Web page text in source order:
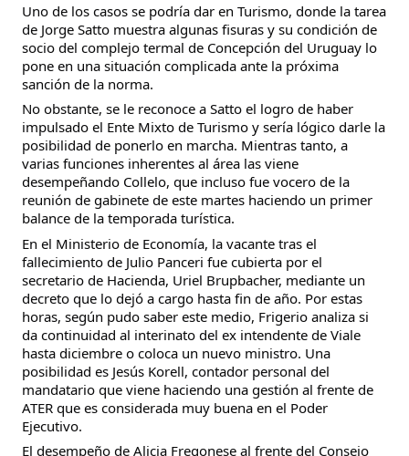
Uno de los casos se podría dar en Turismo, donde la tarea
de Jorge Satto muestra algunas fisuras y su condición de
socio del complejo termal de Concepción del Uruguay lo
pone en una situación complicada ante la próxima
sanción de la norma.
No obstante, se le reconoce a Satto el logro de haber
impulsado el Ente Mixto de Turismo y sería lógico darle la
posibilidad de ponerlo en marcha. Mientras tanto, a
varias funciones inherentes al área las viene
desempeñando Collelo, que incluso fue vocero de la
reunión de gabinete de este martes haciendo un primer
balance de la temporada turística.
En el Ministerio de Economía, la vacante tras el
fallecimiento de Julio Panceri fue cubierta por el
secretario de Hacienda, Uriel Brupbacher, mediante un
decreto que lo dejó a cargo hasta fin de año. Por estas
horas, según pudo saber este medio, Frigerio analiza si
da continuidad al interinato del ex intendente de Viale
hasta diciembre o coloca un nuevo ministro. Una
posibilidad es Jesús Korell, contador personal del
mandatario que viene haciendo una gestión al frente de
ATER que es considerada muy buena en el Poder
Ejecutivo.
El desempeño de Alicia Fregonese al frente del Consejo